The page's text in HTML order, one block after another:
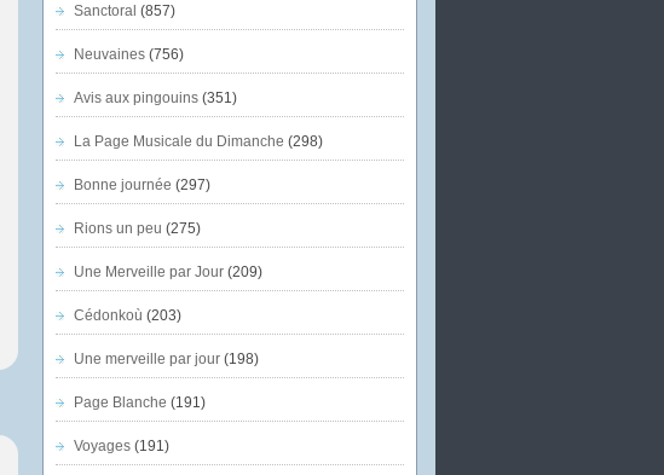
Sanctoral (857)
Neuvaines(756)
Avis aux pingouins(351)
La Page Musicale du Dimanche (298)
Bonne journée (297)
Rions un peu (275)
Une Merveille par Jour(209)
Cédonkoù (203)
Une merveille par jour(198)
Page Blanche (191)
Voyages(191)